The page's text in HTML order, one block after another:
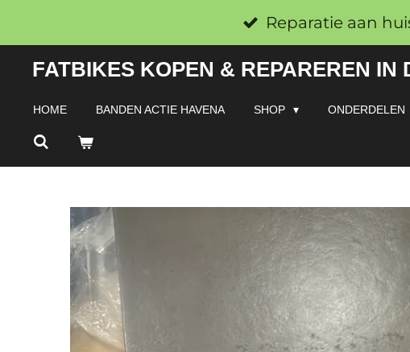
direct
naar
hoofdinhoud
Reparatie aan
FATBIKES KOPEN & REPAREREN
HOME BANDEN ACTIE HAVENA SHOP ONDERDELEN